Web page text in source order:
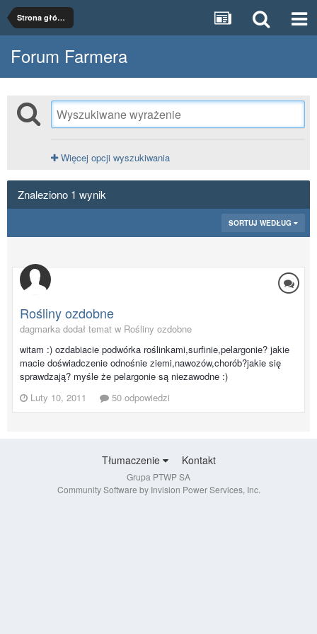
Strona główna
Forum Farmera
Więcej opcji wyszukiwania
Znaleziono 1 wynik
SORTUJ WEDŁUG
Rośliny ozdobne
dagmarka dodał temat w Rośliny ozdobne
witam :) ozdabiacie podwórka roślinkami,surfinie,pelargonie? jakie
macie doświadczenie odnośnie ziemi,nawozów,chorób?jakie się
sprawdzają? myśle że pelargonie są niezawodne :)
Luty 10, 2011
50 odpowiedzi
Tłumaczenie Kontakt
Grupa PTWP SA
Community Software by Invision Power Services, Inc.